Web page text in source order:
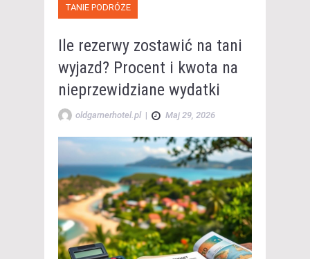
TANIE PODRÓŻE
Ile rezerwy zostawić na tani
wyjazd? Procent i kwota na
nieprzewidziane wydatki
oldgarnerhotel.pl | Maj 29, 2026